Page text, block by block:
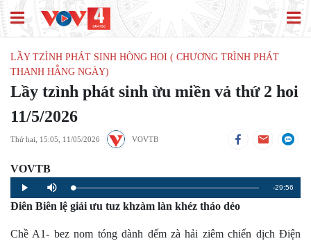
LẦY TZÌNH PHÁT SINH HÒNG HOI ( CHƯƠNG TRÌNH PHÁT
THANH HẰNG NGÀY)
Lầy tzình phát sinh ừu miền vả thứ 2 hoi
11/5/2026
Thứ hai, 15:05, 11/05/2026 VOVTB
VOVTB
Play Mute Loaded:
0%
Progress:
0%
Remaining
-29:56
Điên Biên lệ giải ưu tuz khzàm làn khéz tháo dẻo
Chề A1- bez nom tóng dành dếm zà hải ziêm chiến dịch Điện